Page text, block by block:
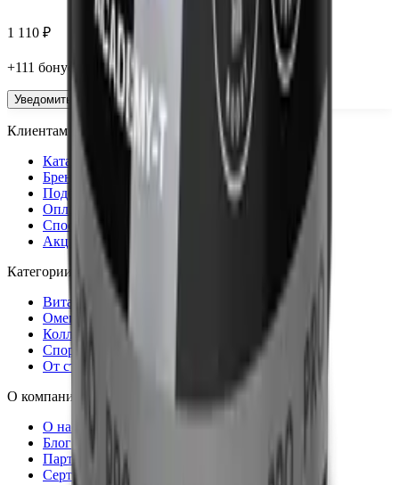
1 110 ₽
+111 бонус
Уведомить
Клиентам
Каталог
Бренды
Подбор по веществам
Оплата заказов
Способы доставки
Акции
Категории
Витамины и минералы
Омега-3
Коллаген
Спортпитание
От стресса
О компании
О нас
Блог
Партнёрам
Сертификаты качества